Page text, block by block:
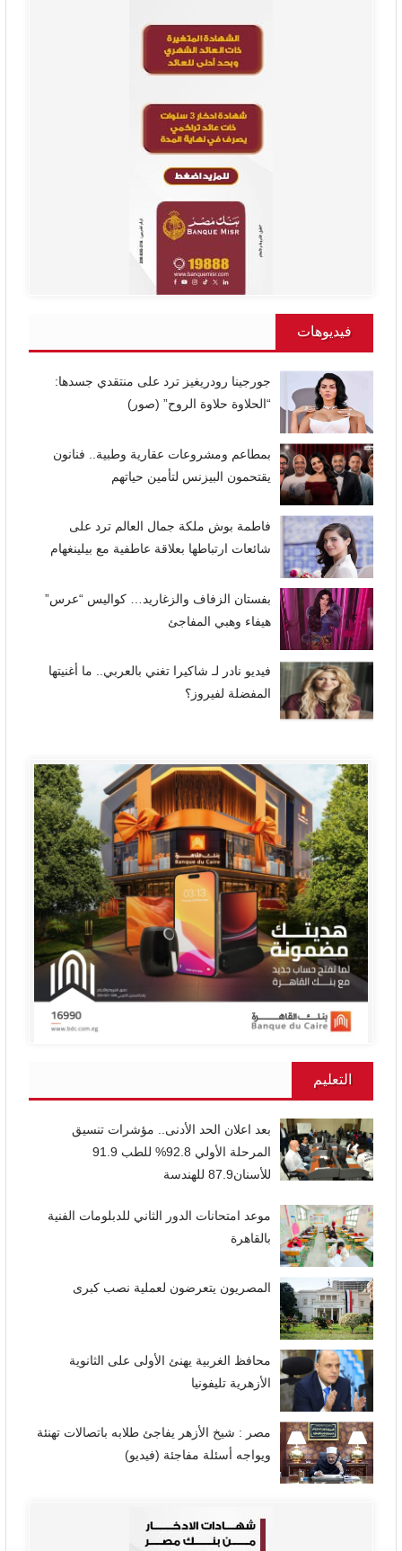
فيديوهات
جورجينا رودريغيز ترد على منتقدي جسدها:
“الحلاوة حلاوة الروح” (صور)
بمطاعم ومشروعات عقارية وطبية.. فنانون
يقتحمون البيزنس لتأمين حياتهم
فاطمة بوش ملكة جمال العالم ترد على
شائعات ارتباطها بعلاقة عاطفية مع بيلينغهام
بفستان الزفاف والزغاريد… كواليس “عرس”
هيفاء وهبي المفاجئ
فيديو نادر لـ شاكيرا تغني بالعربي.. ما أغنيتها
المفضلة لفيروز؟
التعليم
بعد اعلان الحد الأدنى.. مؤشرات تنسيق
المرحلة الأولي 92.8% للطب 91.9
للأسنان87.9 للهندسة
موعد امتحانات الدور الثاني للدبلومات الفنية
بالقاهرة
المصريون يتعرضون لعملية نصب كبرى
محافظ الغربية يهنئ الأولى على الثانوية
الأزهرية تليفونيا
مصر : شيخ الأزهر يفاجئ طلابه باتصالات تهنئة
ويواجه أسئلة مفاجئة (فيديو)